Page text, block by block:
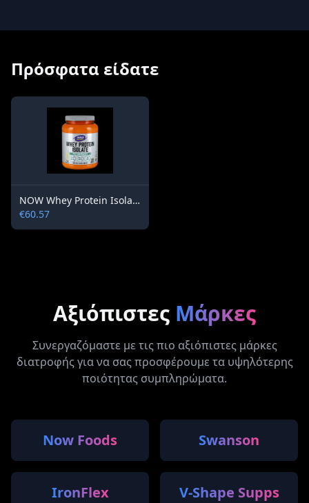
Πρόσφατα είδατε
NOW Whey Protein Isolate /flavoured/ 816 gr.
€60.57
Αξιόπιστες Μάρκες
Συνεργαζόμαστε με τις πιο αξιόπιστες μάρκες
διατροφής για να σας προσφέρουμε τα υψηλότερης
ποιότητας συμπληρώματα.
Now Foods Swanson
IronFlex V-Shape Supps